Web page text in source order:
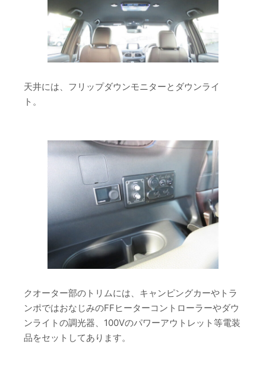
天井には、フリップダウンモニターとダウンライ
ト。
クオーター部のトリムには、キャンピングカーやトラ
ンポではおなじみのFFヒーターコントローラーやダウ
ンライトの調光器、100Vのパワーアウトレット等電装
品をセットしてあります。